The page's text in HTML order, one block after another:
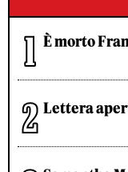
È morto
Lettera